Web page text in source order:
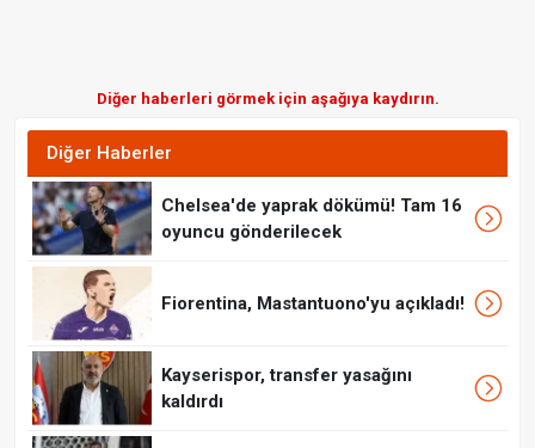
Diğer haberleri görmek için aşağıya kaydırın.
Diğer Haberler
Chelsea'de yaprak dökümü! Tam 16
oyuncu gönderilecek
Fiorentina, Mastantuono'yu açıkladı!
Kayserispor, transfer yasağını
kaldırdı